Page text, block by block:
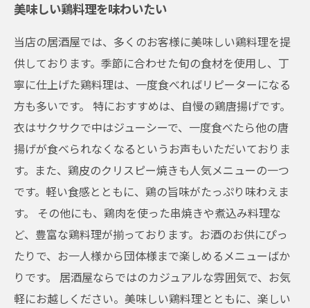
美味しい鶏料理を味わいたい
当店の居酒屋では、多くのお客様に美味しい鶏料理を提
供しております。季節に合わせた旬の食材を使用し、丁
寧に仕上げた鶏料理は、一度食べればリピーターになる
方も多いです。 特におすすめは、自慢の鶏唐揚げです。
衣はサクサクで中はジューシーで、一度食べたら他の唐
揚げが食べられなくなるというお声もいただいておりま
す。また、鶏皮のクリスピー焼きも人気メニューの一つ
です。軽い食感とともに、鶏の旨味がたっぷり味わえま
す。 その他にも、鶏肉を使った串焼きや煮込み料理な
ど、豊富な鶏料理が揃っております。お酒のお供にぴっ
たりで、お一人様から団体様まで楽しめるメニューばか
りです。 居酒屋ならではのカジュアルな雰囲気で、お気
軽にお越しください。美味しい鶏料理とともに、楽しい